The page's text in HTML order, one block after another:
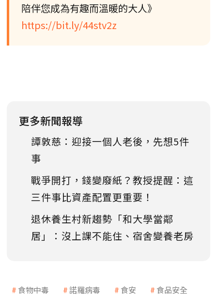
陪伴您成為有趣而溫暖的大人》
https://bit.ly/44stv2z
更多新聞報導
譚敦慈：迎接一個人老後，先想5件
事
戰爭開打，錢變廢紙？教授提醒：這
三件事比資產配置更重要！
退休養生村新趨勢「和大學當鄰
居」：沒上課不能住、宿舍變養老房
食物中毒 諾羅病毒 食安
食品安全